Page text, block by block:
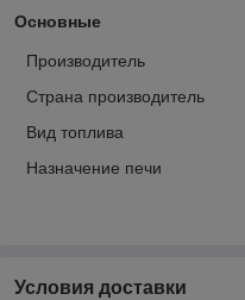
Основные
Производитель
Страна производитель
Вид топлива
Назначение печи
Условия доставки